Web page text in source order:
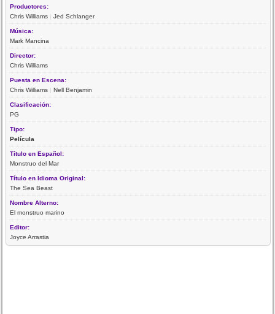
Productores:
Chris Williams |Jed Schlanger
Música:
Mark Mancina
Director:
Chris Williams
Puesta en Escena:
Chris Williams |Nell Benjamin
Clasificación:
PG
Tipo:
Película
Título en Español:
Monstruo del Mar
Título en Idioma Original:
The Sea Beast
Nombre Alterno:
El monstruo marino
Editor:
Joyce Arrastia